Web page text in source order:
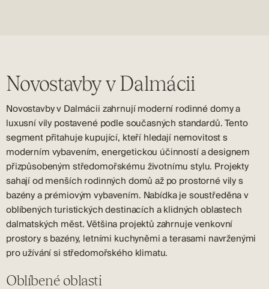
Novostavby v Dalmácii
Novostavby v Dalmácii zahrnují moderní rodinné domy a
luxusní vily postavené podle současných standardů. Tento
segment přitahuje kupující, kteří hledají nemovitost s
moderním vybavením, energetickou účinností a designem
přizpůsobeným středomořskému životnímu stylu. Projekty
sahají od menších rodinných domů až po prostorné vily s
bazény a prémiovým vybavením. Nabídka je soustředěna v
oblíbených turistických destinacích a klidných oblastech
dalmatských měst. Většina projektů zahrnuje venkovní
prostory s bazény, letními kuchyněmi a terasami navrženými
pro užívání si středomořského klimatu.
Oblíbené oblasti